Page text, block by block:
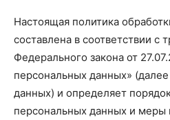
Настоящая политика
составлена в соответствии с
Федерального закона от
персональных данных»
данных) и определяет
персональных данных и